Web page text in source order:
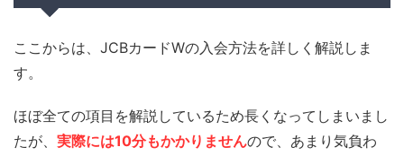
ここからは、JCBカードWの入会方法を詳しく解説しま
す。
ほぼ全ての項目を解説しているため長くなってしまいまし
たが、 実際には10分もかかりませんので、あまり気負わ